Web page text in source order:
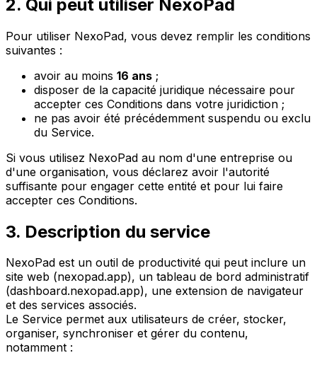
2. Qui peut utiliser NexoPad
Pour utiliser NexoPad, vous devez remplir les conditions
suivantes :
avoir au moins 16 ans ;
disposer de la capacité juridique nécessaire pour
accepter ces Conditions dans votre juridiction ;
ne pas avoir été précédemment suspendu ou exclu
du Service.
Si vous utilisez NexoPad au nom d'une entreprise ou
d'une organisation, vous déclarez avoir l'autorité
suffisante pour engager cette entité et pour lui faire
accepter ces Conditions.
3. Description du service
NexoPad est un outil de productivité qui peut inclure un
site web (nexopad.app), un tableau de bord administratif
(dashboard.nexopad.app), une extension de navigateur
et des services associés.
Le Service permet aux utilisateurs de créer, stocker,
organiser, synchroniser et gérer du contenu,
notamment :